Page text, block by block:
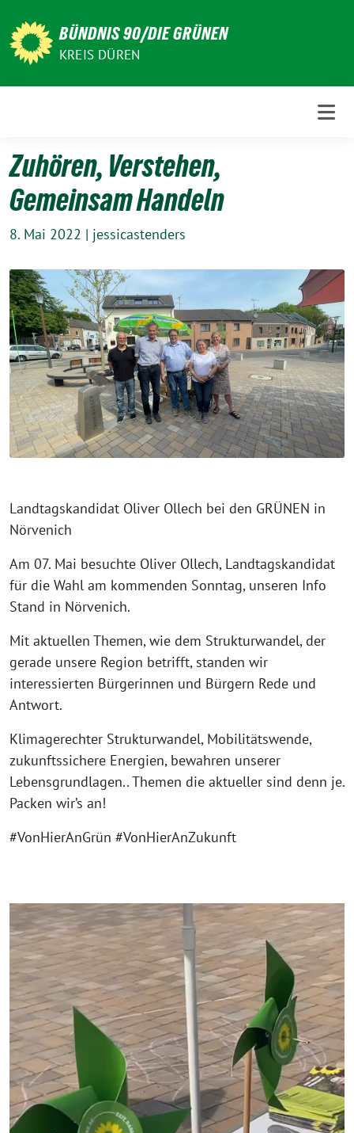
zum
Inhalt
BÜNDNIS 90/DIE GRÜNEN
KREIS DÜREN
Zuhören, Verstehen,
Gemeinsam Handeln
8. Mai 2022 | jessicastenders
Landtagskandidat Oliver Ollech bei den GRÜNEN in
Nörvenich
Am 07. Mai besuchte Oliver Ollech, Landtagskandidat
für die Wahl am kommenden Sonntag, unseren Info
Stand in Nörvenich.
Mit aktuellen Themen, wie dem Strukturwandel, der
gerade unsere Region betrifft, standen wir
interessierten Bürgerinnen und Bürgern Rede und
Antwort.
Klimagerechter Strukturwandel, Mobilitätswende,
zukunftssichere Energien, bewahren unserer
Lebensgrundlagen.. Themen die aktueller sind denn je.
Packen wir’s an!
#VonHierAnGrün #VonHierAnZukunft